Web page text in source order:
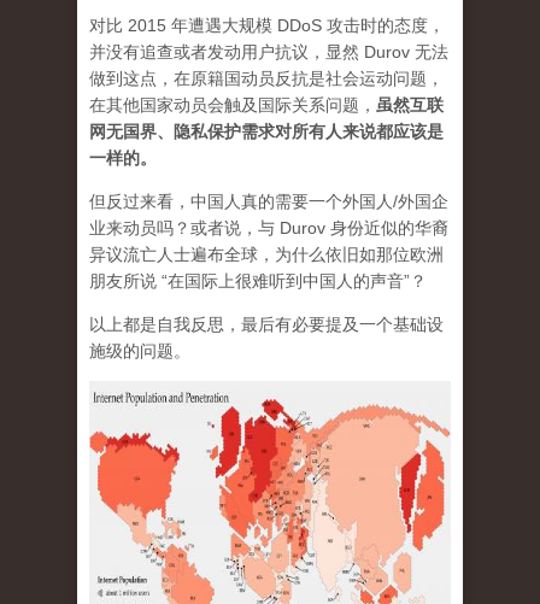
对比 2015 年遭遇大规模 DDoS 攻击时的态度，
并没有追查或者发动用户抗议，显然 Durov 无法
做到这点，在原籍国动员反抗是社会运动问题，
在其他国家动员会触及国际关系问题， 虽然互联
网无国界、隐私保护需求对所有人来说都应该是
一样的。
但反过来看，中国人真的需要一个外国人/外国企
业来动员吗？或者说，与 Durov 身份近似的华裔
异议流亡人士遍布全球，为什么依旧如那位欧洲
朋友所说 “在国际上很难听到中国人的声音”？
以上都是自我反思，最后有必要提及一个基础设
施级的问题。